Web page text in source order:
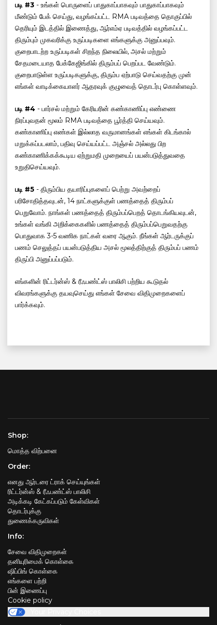
படி #3 - உங்கள் பொருளைப் பாதுகாப்பாகவும் பாதுகாப்பாகவும்
மீண்டும் பேக் செய்து, வழங்கப்பட்ட RMA படிவத்தை தொகுப்பில்
தெரியும் இடத்தில் இணைத்து, ஆர்எம்ஏ படிவத்தில் வழங்கப்பட்ட
திரும்பும் முகவரிக்கு உருப்படிகளை எங்களுக்கு அனுப்பவும்.
குறைபாடற்ற உருப்படிகள் சிறந்த நிலையில், அசல் மற்றும்
சேதமடையாத பேக்கேஜிங்கில் திரும்பப் பெறப்பட வேண்டும்.
குறைபாடுள்ள உருப்படிகளுக்கு, திரும்ப ஏற்பாடு செய்வதற்கு முன்
எங்கள் வாடிக்கையாளர் ஆதரவுக் குழுவைத் தொடர்பு கொள்ளவும்.
படி #4 - பார்சல் மற்றும் கேரியரின் கண்காணிப்பு எண்ணை
நிரப்புவதன் மூலம் RMA படிவத்தை பூர்த்தி செய்யவும்.
கண்காணிப்பு எண்கள் இல்லாத வருமானங்கள் எங்கள் கிடங்கால்
மறுக்கப்படலாம், பதிவு செய்யப்பட்ட அஞ்சல் அல்லது பிற
கண்காணிக்கக்கூடிய ஏற்றுமதி முறையைப் பயன்படுத்துவதை
உறுதிசெய்யவும்.
படி #5 - திரும்பிய தயாரிப்புகளைப் பெற்று அவற்றைப்
பரிசோதித்தவுடன், 14 நாட்களுக்குள் பணத்தைத் திரும்பப்
பெறுவோம். நாங்கள் பணத்தைத் திரும்பப்பெறத் தொடங்கியவுடன்,
உங்கள் வங்கி அறிக்கைகளில் பணத்தைத் திரும்பப்பெறுவதற்கு
பொதுவாக 3-5 வணிக நாட்கள் வரை ஆகும். நீங்கள் ஆர்டருக்குப்
பணம் செலுத்தப் பயன்படுத்திய அசல் மூலத்திற்குத் திரும்பப் பணம்
திருப்பி அனுப்பப்படும்.
எங்களின் ரிட்டர்ன்ஸ் & ரீஃபண்ட்ஸ் பாலிசி பற்றிய கூடுதல்
விவரங்களுக்கு தயவுசெய்து எங்கள் சேவை விதிமுறைகளைப்
பார்க்கவும்.
Shop:
மொத்த விற்பனை
Order:
எனது ஆர்டரை ட்ராக் செய்யுங்கள்
ரிட்டர்ன்ஸ் & ரீஃபண்ட்ஸ் பாலிசி
அடிக்கடி கேட்கப்படும் கேள்விகள்
தொடர்புக்கு
துணைக்கருவிகள்
Info:
சேவை விதிமுறைகள்
தனியுரிமைக் கொள்கை
ஷிப்பிங் கொள்கை
எங்களை பற்றி
பின் இணைப்பு
Cookie policy